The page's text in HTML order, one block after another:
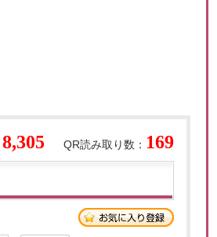
QR読み取り数： 169
8,305